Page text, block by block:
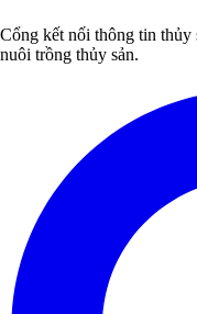
Cổng kết nối thông tin thủy
nuôi trồng thủy sản.